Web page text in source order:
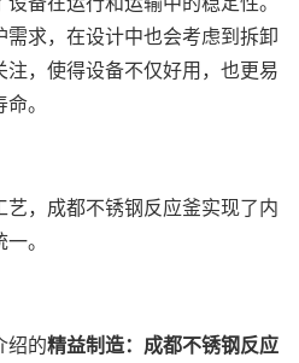
求，在设计中也会考虑到拆卸
，使得设备不仅好用，也更易
。
，成都不锈钢反应釜实现了内
。
的精益制造：成都不锈钢反应